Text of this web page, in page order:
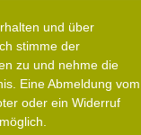
und über
stimme der
zu und nehme die
Eine Abmeldung vom
oder ein Widerruf